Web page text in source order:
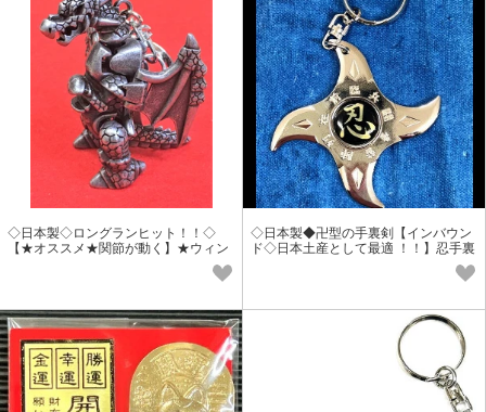
◇日本製◇ロングランヒット！！◇
【★オススメ★関節が動く】★ウィン
◇日本製◆卍型の手裏剣【インバウン
ド◇日本土産として最適 ！！】忍手裏